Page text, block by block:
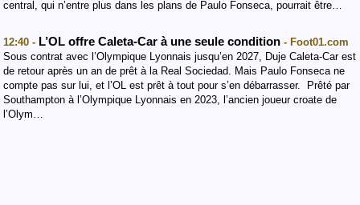
central, qui n’entre plus dans les plans de Paulo Fonseca, pourrait être…
12:40 - L’OL offre Caleta-Car à une seule condition - Foot01.com
Sous contrat avec l’Olympique Lyonnais jusqu’en 2027, Duje Caleta-Car est
de retour après un an de prêt à la Real Sociedad. Mais Paulo Fonseca ne
compte pas sur lui, et l’OL est prêt à tout pour s’en débarrasser. Prêté par
Southampton à l’Olympique Lyonnais en 2023, l’ancien joueur croate de
l’Olym…